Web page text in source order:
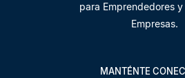
para Emprendedores
Empresas.
MANTÉNTE